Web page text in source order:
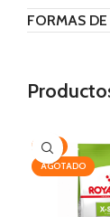
FORMAS
-7%
AGOTADO